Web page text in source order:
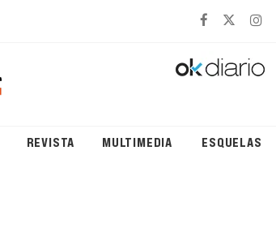
REVISTA MULTIMEDIA ESQUELAS